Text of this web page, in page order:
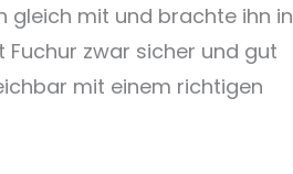
gleich mit und brachte ihn in
Fuchur zwar sicher und gut
mit einem richtigen